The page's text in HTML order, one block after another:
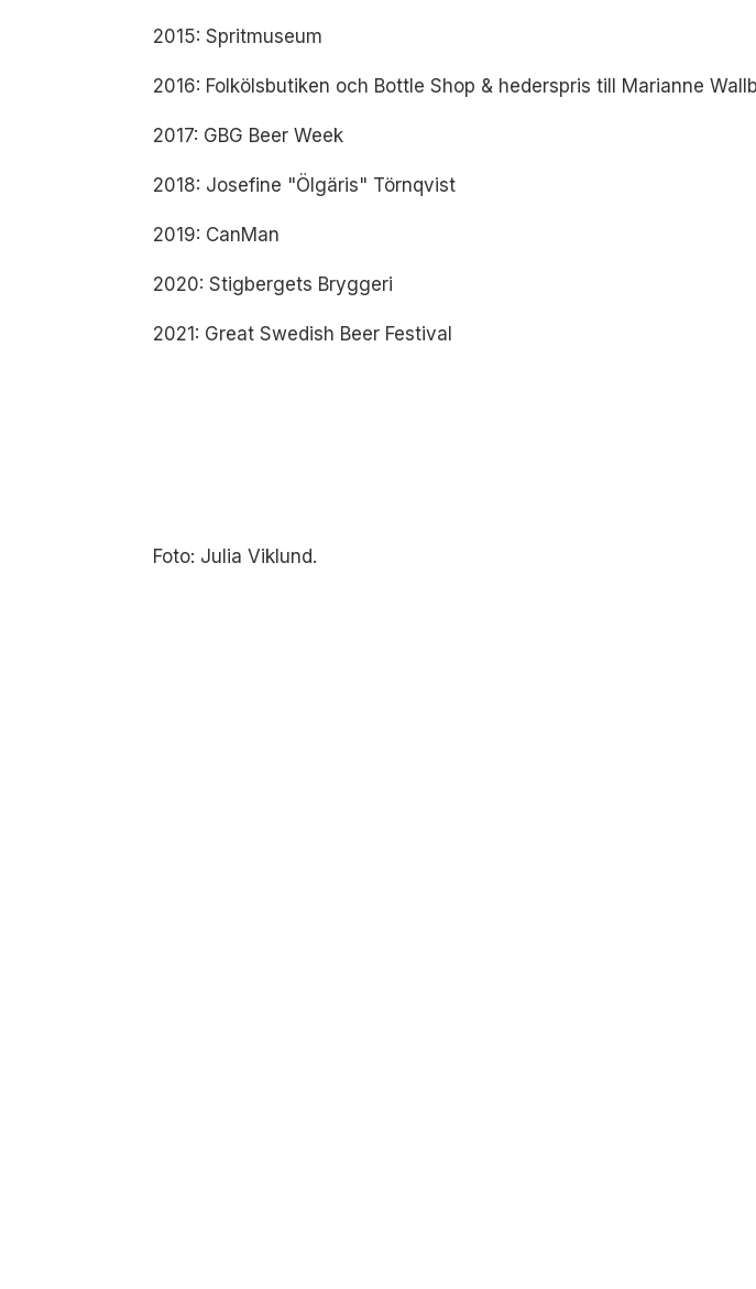
2015: Spritmuseum
2016: Folkölsbutiken och Bottle Shop & hederspris till Marianne
2017: GBG Beer Week
2018: Josefine "Ölgäris" Törnqvist
2019: CanMan
2020: Stigbergets Bryggeri
2021: Great Swedish Beer Festival
Foto: Julia Viklund.